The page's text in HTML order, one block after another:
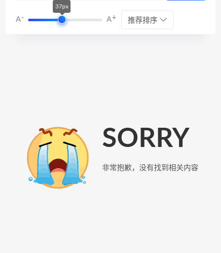
A-
37px
A+ 推荐排序
SORRY
非常抱歉，没有找到相关内容